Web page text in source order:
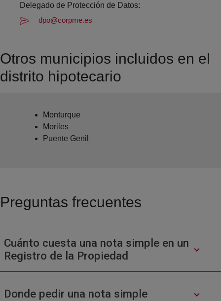
Delegado de Protección de Datos:
dpo@corpme.es
Otros municipios incluidos en el
distrito hipotecario
Monturque
Moriles
Puente Genil
Preguntas frecuentes
Cuánto cuesta una nota simple en un
Registro de la Propiedad
Donde pedir una nota simple